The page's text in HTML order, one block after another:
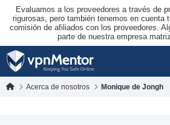
Evaluamos a los proveedores a través de
rigurosas, pero también tenemos en cuenta
comisión de afiliados con los proveedores.
parte de nuestra empresa
Acerca de nosotros Monique de Jongh